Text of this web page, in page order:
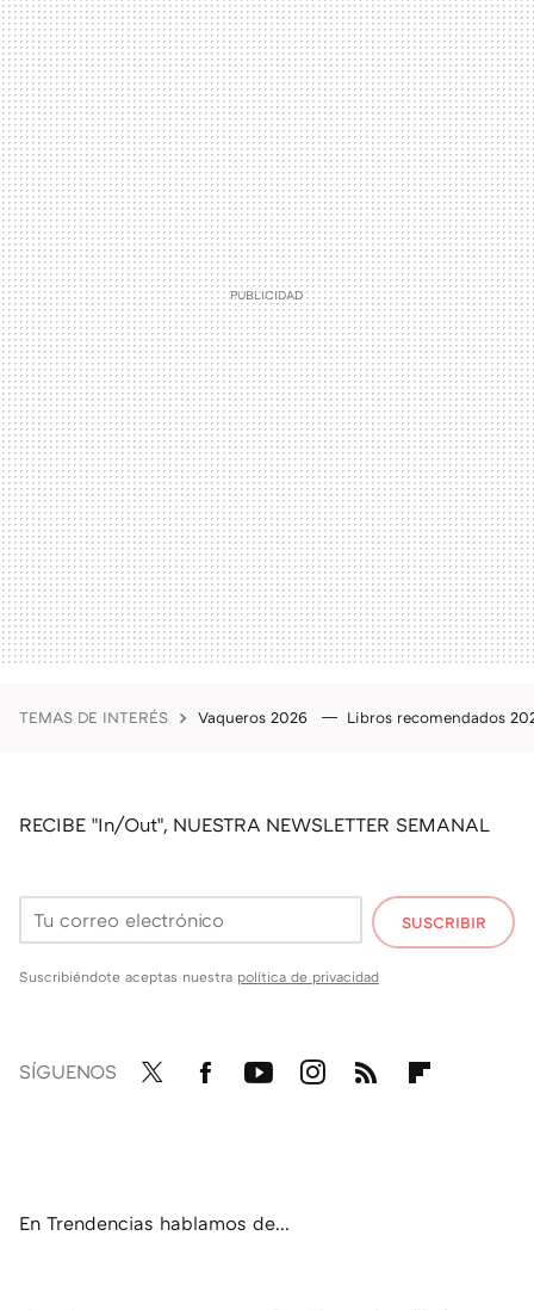
TEMAS DE INTERÉS Vaqueros 2026 Libros recomendados
RECIBE "In/Out", NUESTRA NEWSLETTER SEMANAL
SUSCRIBIR
Suscribiéndote aceptas nuestra política de privacidad
SÍGUENOS
En Trendencias hablamos de...